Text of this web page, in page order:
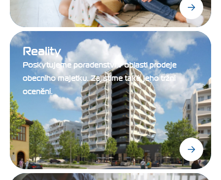
Reality
Poskytujeme poradenství v oblasti prodeje
obecního majetku. Zajistíme také jeho tržní
ocenění.